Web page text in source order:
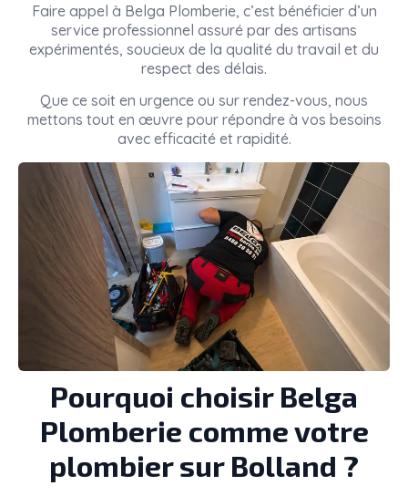
Faire appel à Belga Plomberie, c’est bénéficier d’un
service professionnel assuré par des artisans
expérimentés, soucieux de la qualité du travail et du
respect des délais.
Que ce soit en urgence ou sur rendez-vous, nous
mettons tout en œuvre pour répondre à vos besoins
avec efficacité et rapidité.
Pourquoi choisir Belga
Plomberie comme votre
plombier sur Bolland ?